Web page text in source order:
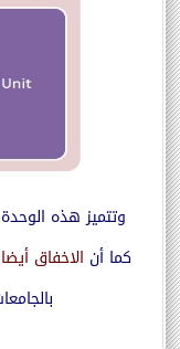
وتتميز هذه
كما أن الاخفاق